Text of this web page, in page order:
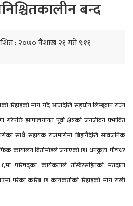
बन्द
: २०७० वैशाख २१ गते ९:११
रिहाइको माग गर्दै आजदेखि सङ्घीय लिम्बूवान राज्य
गरेपछि झापालगायत पूर्वी क्षेत्रको जनजीवन प्रभावित
साथै सहायक राजमार्गमा बिहानैदेखि सार्वजनिक
कार्यालय बिर्तामोडले जनाएको छ। धनकुटा, पाँचथर
परिषद्का कार्यकर्ताले तस्बिरसहितको मतदाता
परेका करिब छ कार्यकर्ताको रिहाइको माग राखी